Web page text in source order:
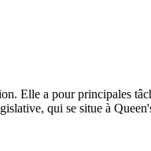
Elle a pour principales
qui se situe à